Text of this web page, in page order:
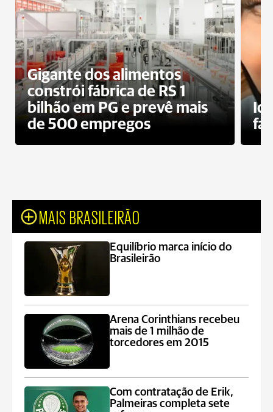
Gigante dos alimentos
constrói fábrica de RS 1
bilhão em PG e prevê mais
de 500 empregos
MAIS BRASILEIRÃO
Equilíbrio marca início do
Brasileirão
Arena Corinthians recebeu
mais de 1 milhão de
torcedores em 2015
Com contratação de Erik,
Palmeiras completa sete